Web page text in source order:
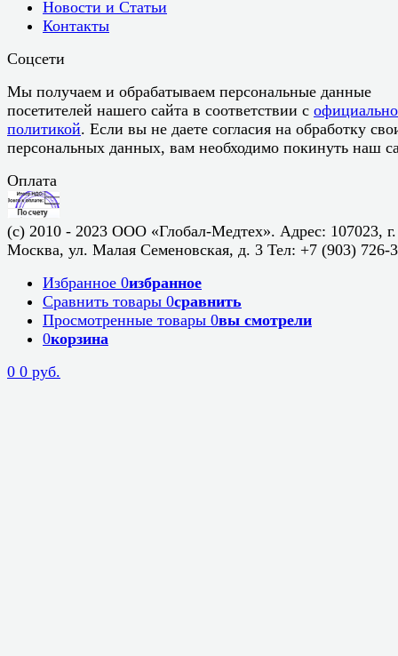
Новости и Статьи
Контакты
Соцсети
Мы получаем и обрабатываем персональные данные
посетителей нашего сайта в соответствии с
политикой. Если вы не даете согласия на обработку
персональных данных, вам необходимо покинуть наш
Оплата
(c) 2010 - 2023 ООО «Глобал-Медтех». Адрес: 107023, г.
Москва, ул. Малая Семеновская, д. 3 Тел: +7 (903) 726-
Избранное 0избранное
Сравнить товары 0сравнить
Просмотренные товары 0вы смотрели
0корзина
0 0 руб.